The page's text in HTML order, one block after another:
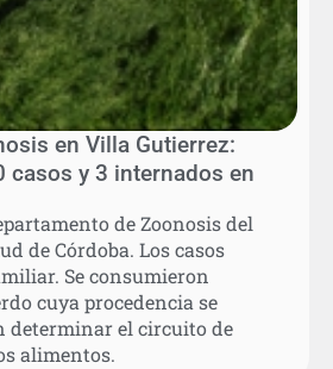
en Villa Gutierrez:
casos y 3 internados en
de Zoonosis del
de Córdoba. Los casos
Se consumieron
cuya procedencia se
determinar el circuito de
alimentos.